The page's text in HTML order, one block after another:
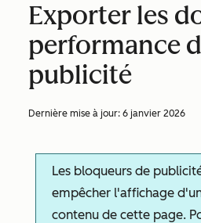
Exporter les
performance
publicité
Dernière mise à jour: 6 janvier 2026
Les bloqueurs de
empêcher l'affichage
contenu de cette page.